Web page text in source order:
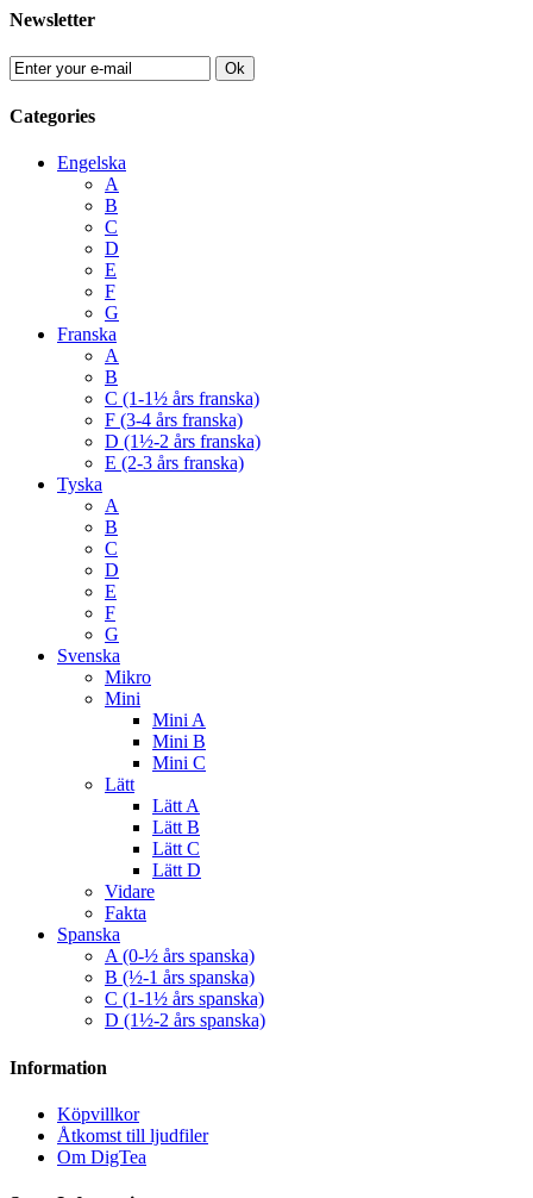
Newsletter
Ok
Categories
Engelska
A
B
C
D
E
F
G
Franska
A
B
C (1-1½ års franska)
F (3-4 års franska)
D (1½-2 års franska)
E (2-3 års franska)
Tyska
A
B
C
D
E
F
G
Svenska
Mikro
Mini
Mini A
Mini B
Mini C
Lätt
Lätt A
Lätt B
Lätt C
Lätt D
Vidare
Fakta
Spanska
A (0-½ års spanska)
B (½-1 års spanska)
C (1-1½ års spanska)
D (1½-2 års spanska)
Information
Köpvillkor
Åtkomst till ljudfiler
Om DigTea